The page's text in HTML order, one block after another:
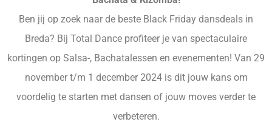
Ben jij op zoek naar de beste Black Friday dansdeals in
Breda? Bij Total Dance profiteer je van spectaculaire
kortingen op Salsa-, Bachatalessen en evenementen! Van 29
november t/m 1 december 2024 is dit jouw kans om
voordelig te starten met dansen of jouw moves verder te
verbeteren.